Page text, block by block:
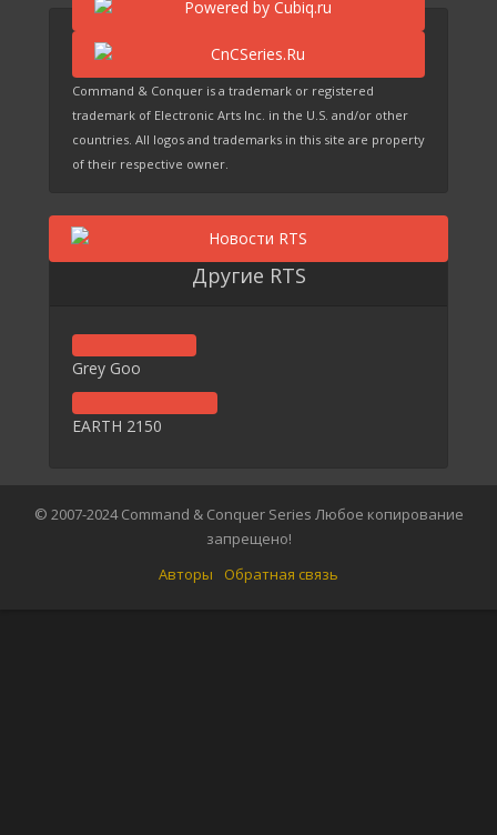
Command & Conquer is a trademark or registered
trademark of Electronic Arts Inc. in the U.S. and/or other
countries. All logos and trademarks in this site are property
of their respective owner.
Другие RTS
Grey Goo
EARTH 2150
© 2007-2024 Command & Conquer Series Любое копирование
запрещено!
Авторы
Обратная связь